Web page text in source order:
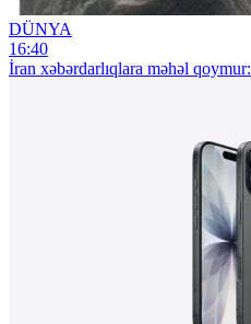
DÜNYA
16:40
İran xəbərdarlıqlara məhəl qoymur: